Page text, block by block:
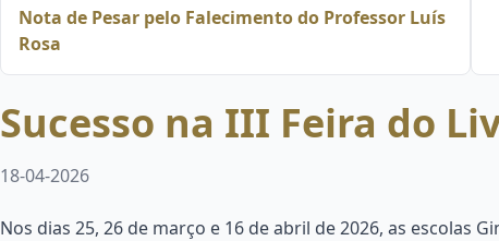
Nota de Pesar pelo Falecimento do Professor Luís
Rosa
Sucesso na III Feira do
18-04-2026
Nos dias 25, 26 de março e 16 de abril de 2026, as escolas